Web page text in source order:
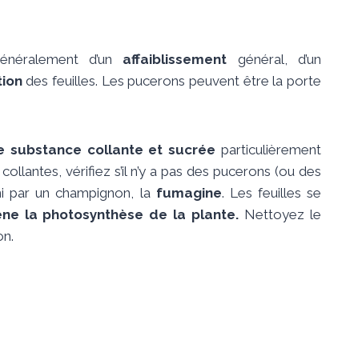
d’un affaiblissement général, d’un
des feuilles. Les pucerons peuvent être la porte
substance collante et sucrée particulièrement
vérifiez s’il n’y a pas des pucerons (ou des
un champignon, la fumagine. Les feuilles se
la photosynthèse de la plante. Nettoyez le